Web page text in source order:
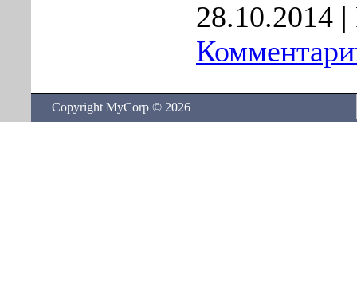
28.10.2014 |
Copyright MyCorp © 2026